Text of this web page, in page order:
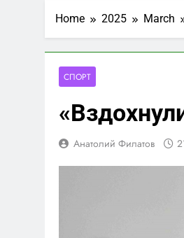
Home 2025 March
СПОРТ
Анатолий Филатов